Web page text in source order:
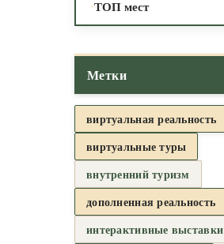
ТОП мест
Метки
виртуальная реальность
виртуальные туры
внутренний туризм
дополненная реальность
интерактивные выставки